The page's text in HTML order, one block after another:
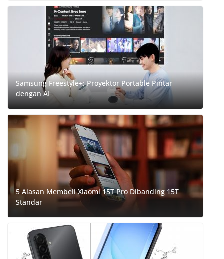
Samsung Freestyle+: Proyektor Portable Pintar
dengan AI
5 Alasan Membeli Xiaomi 15T Pro Dibanding 15T
Standar